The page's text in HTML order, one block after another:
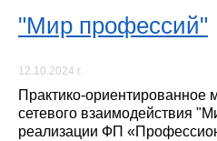
"Мир профессий"
12.10.2024 г.
Практико-ориентированное
сетевого взаимодействия
реализации ФП